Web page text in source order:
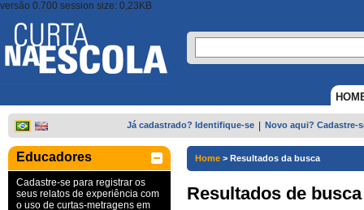
versão 0.700 session size: 0,23KB
Já cadastrado? Identifique-se Novo aqui? Cadastre-
Educadores
Cadastre-se para registrar os
seus relatos de experiência com
o uso de curtas-metragens em
Home > Resultados da busca
Resultados de busca